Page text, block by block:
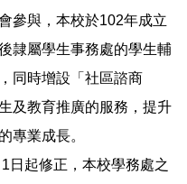
參與，本校於102年成立
隷屬學生事務處的學生輔
同時增設「社區諮商
及教育推廣的服務，提升
專業成長。
起修正，本校學務處之